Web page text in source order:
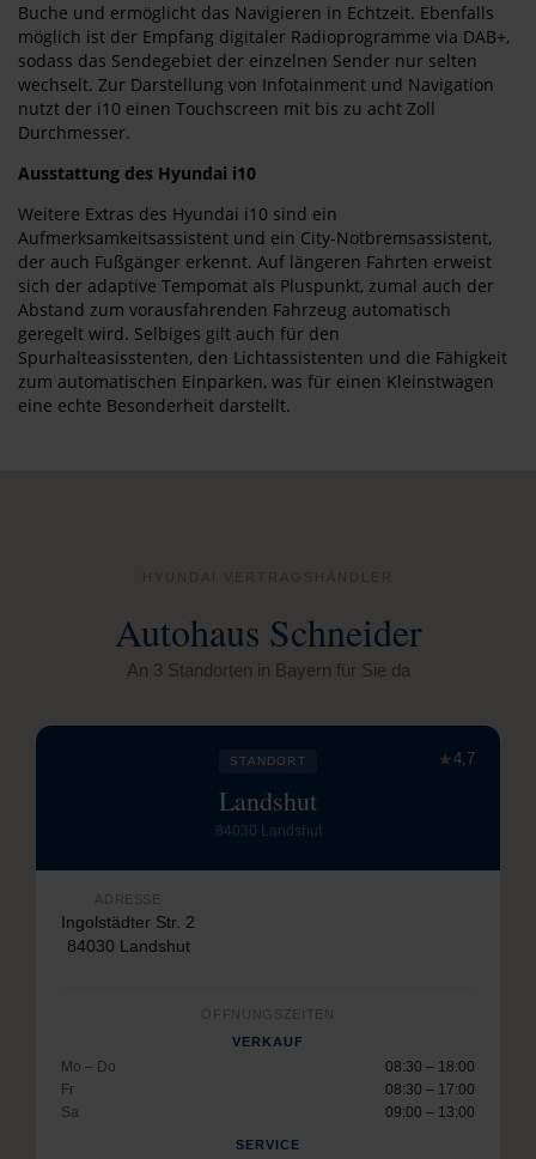
Buche und ermöglicht das Navigieren in Echtzeit. Ebenfalls
möglich ist der Empfang digitaler Radioprogramme via DAB+,
sodass das Sendegebiet der einzelnen Sender nur selten
wechselt. Zur Darstellung von Infotainment und Navigation
nutzt der i10 einen Touchscreen mit bis zu acht Zoll
Durchmesser.
Ausstattung des Hyundai i10
Weitere Extras des Hyundai i10 sind ein
Aufmerksamkeitsassistent und ein City-Notbremsassistent,
der auch Fußgänger erkennt. Auf längeren Fahrten erweist
sich der adaptive Tempomat als Pluspunkt, zumal auch der
Abstand zum vorausfahrenden Fahrzeug automatisch
geregelt wird. Selbiges gilt auch für den
Spurhalteasisstenten, den Lichtassistenten und die Fähigkeit
zum automatischen Einparken, was für einen Kleinstwagen
eine echte Besonderheit darstellt.
Autohaus Schneider
An 3 Standorten in Bayern für Sie da
★4,7
STANDORT
Landshut
84030 Landshut
ADRESSE
Ingolstädter Str. 2
84030 Landshut
ÖFFNUNGSZEITEN
VERKAUF
Mo – Do
08:30 – 18:00
Fr
08:30 – 17:00
Sa
09:00 – 13:00
SERVICE